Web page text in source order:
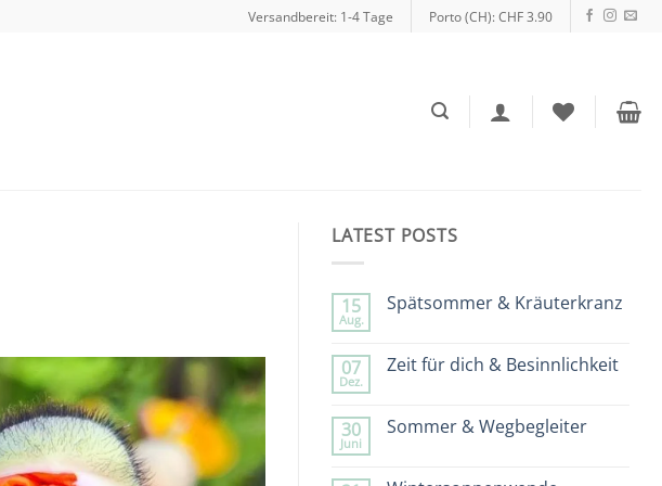
Versandbereit: 1-4 Tage Porto (CH): CHF 3.90
LATEST POSTS
15
Aug.
Spätsommer & Kräuterkranz
Spätsommer
07
Dez.
Zeit für dich & Besinnlichkeit
Zeit
30
Juni
Sommer & Wegbegleiter